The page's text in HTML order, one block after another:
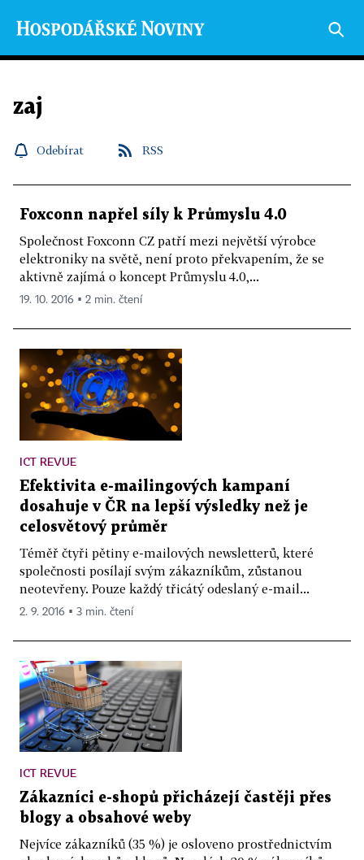
zaj
Odebírat RSS
Foxconn napřel síly k Průmyslu 4.0
Společnost Foxconn CZ patří mezi největší výrobce
elektroniky na světě, není proto překvapením, že se
aktivně zajímá o koncept Průmyslu 4.0,...
19. 10. 2016 ▪ 2 min. čtení
ICT REVUE
Efektivita e-mailingových kampaní
dosahuje v ČR na lepší výsledky než je
celosvětový průměr
Téměř čtyři pětiny e-mailových newsletterů, které
společnosti posílají svým zákazníkům, zůstanou
neotevřeny. Pouze každý třicátý odeslaný e-mail...
2. 9. 2016 ▪ 3 min. čtení
ICT REVUE
Zákazníci e-shopů přicházejí častěji přes
blogy a obsahové weby
Nejvíce zákazníků (35 %) je osloveno prostřednictvím